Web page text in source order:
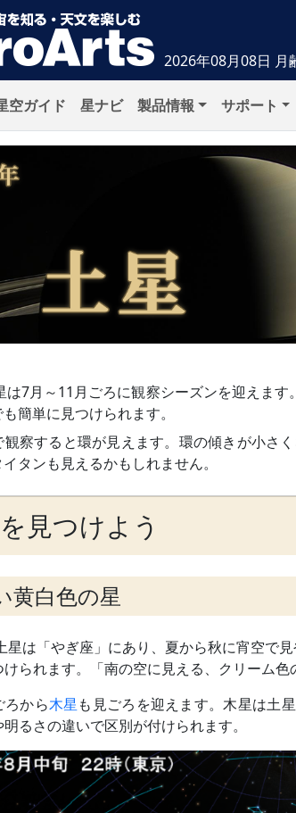
2026年08月08日 月
空ガイド 星ナビ 製品情報 サポート
は7月～11月ごろに観察シーズンを迎えます
簡単に見つけられます。
観察すると環が見えます。環の傾きが小さ
タンも見えるかもしれません。
見つけよう
黄白色の星
星は「やぎ座」にあり、夏から秋に宵空で
られます。「南の空に見える、クリーム
ろから木星 も見ごろを迎えます。木星は土
るさの違いで区別が付けられます。